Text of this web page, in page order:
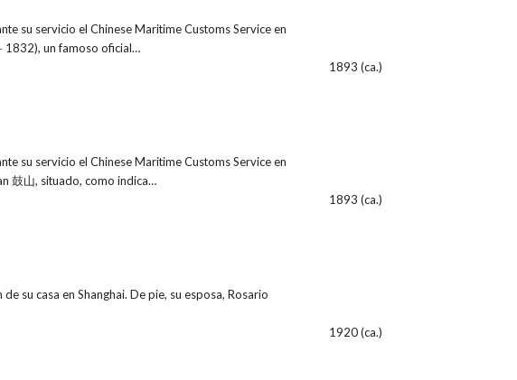
su servicio el Chinese Maritime Customs Service en
1832), un famoso oficial…
1893 (ca.)
su servicio el Chinese Maritime Customs Service en
鼓山, situado, como indica…
1893 (ca.)
su casa en Shanghai. De pie, su esposa, Rosario
1920 (ca.)